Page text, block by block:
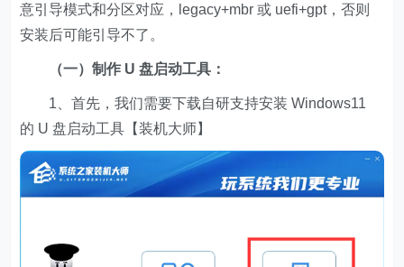
意引导模式和分区对应，legacy+mbr 或 uefi+gpt，否则
安装后可能引导不了。
（一）制作 U 盘启动工具：
1、首先，我们需要下载自研支持安装 Windows11
的 U 盘启动工具【装机大师】